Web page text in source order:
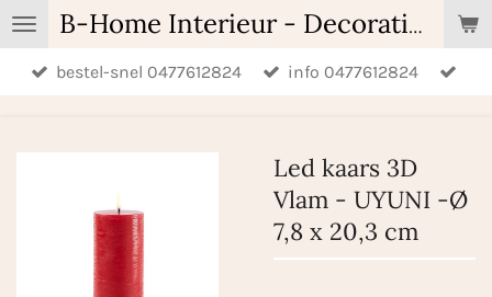
Ga
direct
naar
B-Home Interieur - Decoratie & Geschenken - Geurartikelen
bestel-snel 0477612824 info 0477612824
Led kaars 3D
Vlam - UYUNI -Ø
7,8 x 20,3 cm